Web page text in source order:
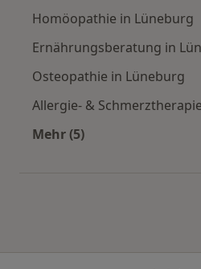
Homöopathie in Lüneburg
Ernährungsberatung in
Osteopathie in Lüneburg
Allergie- &
Mehr (5)